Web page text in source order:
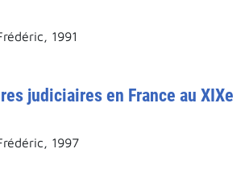
1991
judiciaires en France au XIXe
1997